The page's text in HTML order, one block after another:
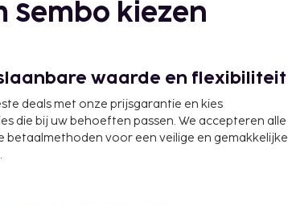
Sembo kiezen
waarde en flexibiliteit
deals met onze prijsgarantie en kies
die bij uw behoeften passen. We accepteren alle
betaalmethoden voor een veilige en gemakkelijke